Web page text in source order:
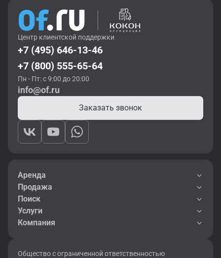
Центр клиентской поддержки
+7 (495) 646-13-46
+7 (800) 555-65-64
Пн - Пт: с 9:00 до 20:00
info@of.ru
Заказать звонок
Аренда
Продажа
Поиск
Услуги
Компания
Общество с ограниченной ответственностью